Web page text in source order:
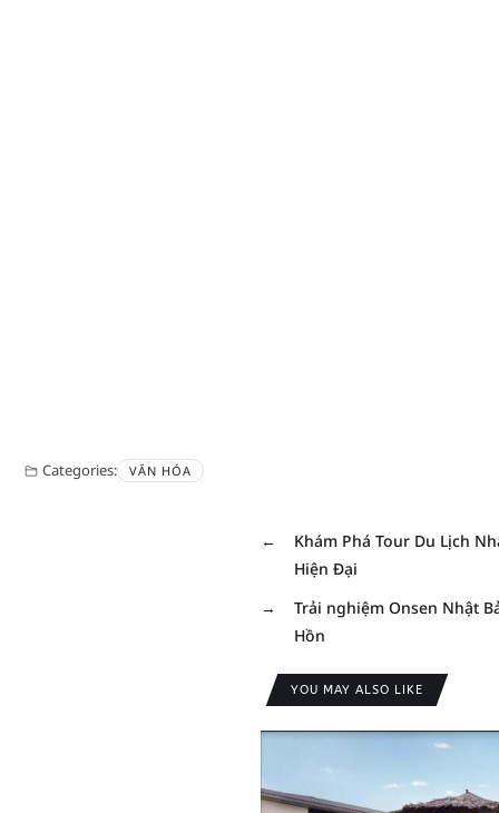
Categories: VĂN HÓA
←
Khám Phá Tour Du Lịch
Hiện Đại
→
Trải nghiệm Onsen Nhật
Hồn
YOU MAY ALSO LIKE